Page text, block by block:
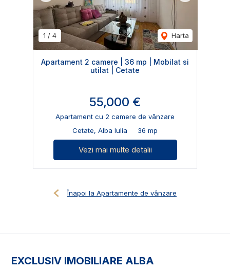
1 / 4 Harta
Apartament 2 camere | 36 mp | Mobilat si
utilat | Cetate
55,000 €
Apartament cu 2 camere de vânzare
Cetate, Alba Iulia
36 mp
Vezi mai multe detalii
Înapoi la Apartamente de vânzare
EXCLUSIV IMOBILIARE ALBA